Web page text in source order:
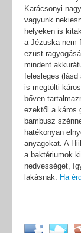
Karácsonyi
vagyunk
helyeken is
a Jézuska nem
ezüst
mindent
felesleges (lásd
is megtölti
bőven
ezektől a káros
bambusz
hatékonyan
anyagokat. A
a baktériumok
nedvességet,
lakásnak. Ha